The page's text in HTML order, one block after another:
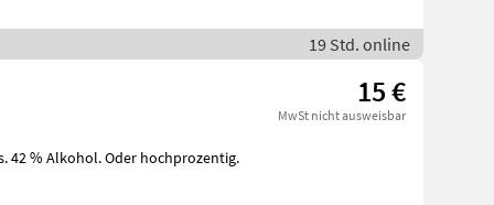
19 Std. online
15 €
MwSt nicht ausweisbar